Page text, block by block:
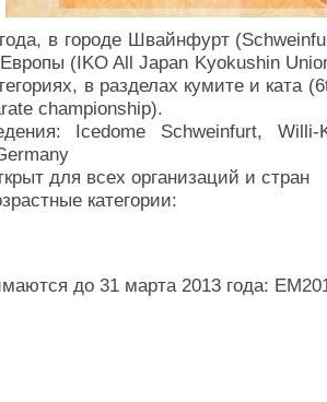
в городе Швайнфурт
(IKO All Japan Kyokushin
в разделах кумите и ката
championship).
Icedome Schweinfurt, Willi-
для всех организаций и стран
категории:
до 31 марта 2013 года: